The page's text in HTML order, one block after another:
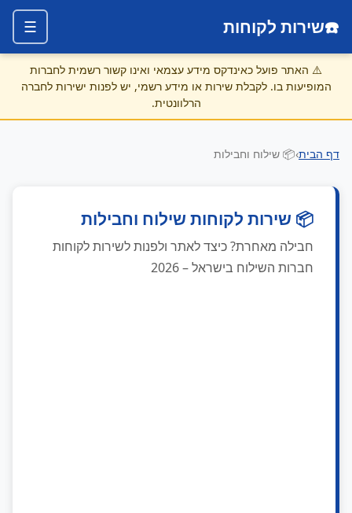
☎️שירות לקוחות ☰
⚠️ האתר פועל כאינדקס מידע עצמאי ואינו קשור רשמית לחברות
המופיעות בו. לקבלת שירות או מידע רשמי, יש לפנות ישירות לחברה
הרלוונטית.
דף הבית›📦 שילוח וחבילות
📦 שירות לקוחות שילוח וחבילות
חבילה מאחרת? כיצד לאתר ולפנות לשירות לקוחות
חברות השילוח בישראל – 2026